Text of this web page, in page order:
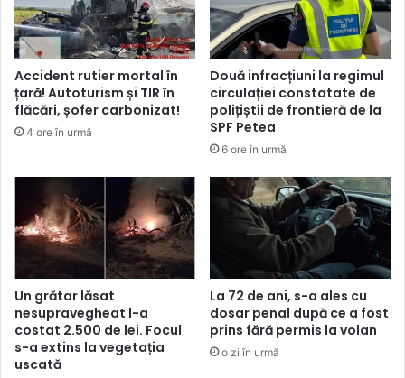
Accident rutier mortal în
țară! Autoturism și TIR în
flăcări, șofer carbonizat!
4 ore în urmă
Două infracțiuni la regimul
circulației constatate de
polițiștii de frontieră de la
SPF Petea
6 ore în urmă
Un grătar lăsat
nesupravegheat l-a
costat 2.500 de lei. Focul
s-a extins la vegetația
uscată
La 72 de ani, s-a ales cu
dosar penal după ce a fost
prins fără permis la volan
o zi în urmă